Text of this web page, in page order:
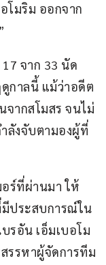
โมริม ออกจาก
จาก 33 นัด
กาลนี้ แม้ว่าอดีต
ากสโมสร จนไม่
ลังจับตามองผู้ที่
ร์ที่ผ่านมา ให้
ประสบการณ์ใน
รอัน เอ็มเบอโม
รรหาผู้จัดการทีม